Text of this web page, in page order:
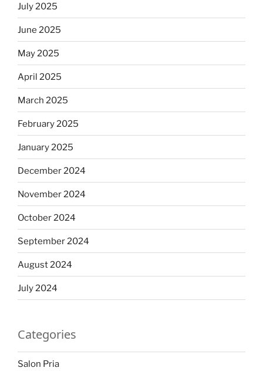
July 2025
June 2025
May 2025
April 2025
March 2025
February 2025
January 2025
December 2024
November 2024
October 2024
September 2024
August 2024
July 2024
Categories
Salon Pria